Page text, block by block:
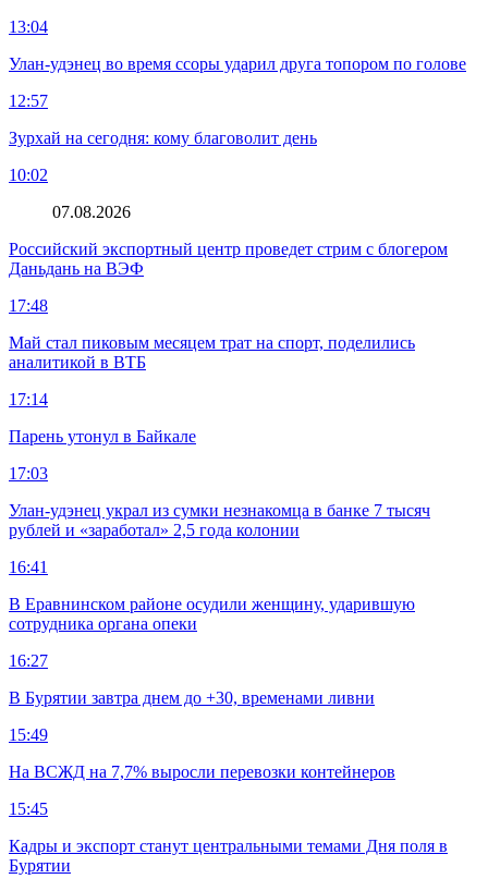
13:04
Улан-удэнец во время ссоры ударил друга топором по голове
12:57
Зурхай на сегодня: кому благоволит день
10:02
07.08.2026
Российский экспортный центр проведет стрим с блогером
Даньдань на ВЭФ
17:48
Май стал пиковым месяцем трат на спорт, поделились
аналитикой в ВТБ
17:14
Парень утонул в Байкале
17:03
Улан-удэнец украл из сумки незнакомца в банке 7 тысяч
рублей и «заработал» 2,5 года колонии
16:41
В Еравнинском районе осудили женщину, ударившую
сотрудника органа опеки
16:27
В Бурятии завтра днем до +30, временами ливни
15:49
На ВСЖД на 7,7% выросли перевозки контейнеров
15:45
Кадры и экспорт станут центральными темами Дня поля в
Бурятии